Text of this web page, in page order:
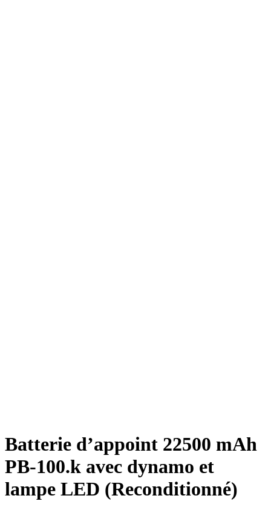
Batterie d’appoint 22500 mAh
PB-100.k avec dynamo et
lampe LED (Reconditionné)